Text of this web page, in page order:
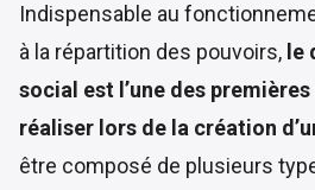
Indispensable au
à la répartition des pouvoirs, le
social est l’une des
réaliser lors de la création
être composé de plusieurs